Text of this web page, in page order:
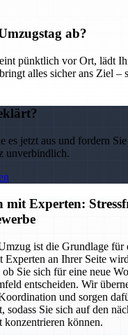
ab?
pünktlich vor Ort, lädt
alles sicher ans Ziel –
es jetzt aus und fordern
unverbindlich.
mit Experten:
ist die Grundlage für
Experten an Ihrer Seite
Sie sich für eine neue
entscheiden. Wir
und sorgen
sodass Sie sich auf den
konzentrieren können.